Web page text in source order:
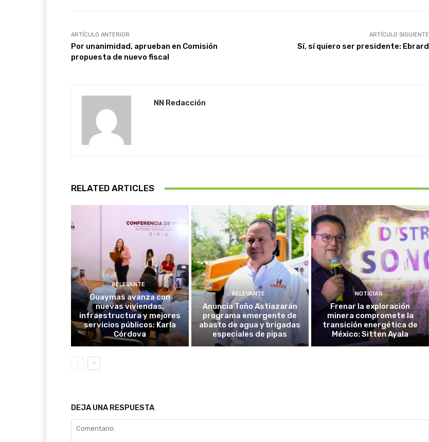
ARTÍCULO ANTERIOR
Por unanimidad, aprueban en Comisión
propuesta de nuevo fiscal
ARTÍCULO SIGUIENTE
Sí, sí quiero ser presidente: Ebrard
NN Redacción
RELATED ARTICLES
RELEVANTE
Guaymas avanza con
nuevas viviendas,
infraestructura y mejores
servicios públicos: Karla
Córdova
RELEVANTE
Anuncia Toño Astiazarán
programa emergente de
abasto de agua y brigadas
especiales de pipas
NOTICIAS
Frenar la exploración
minera compromete la
transición energética de
México: Sitten Ayala
DEJA UNA RESPUESTA